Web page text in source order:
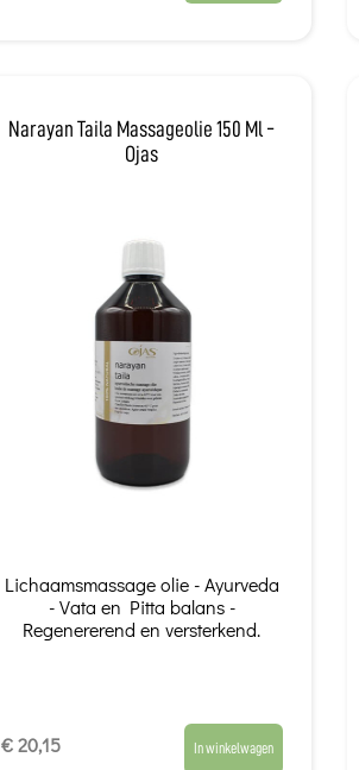
Narayan Taila Massageolie 150 Ml -
Ojas
Lichaamsmassage olie - Ayurveda
- Vata en Pitta balans -
Regenererend en versterkend.
€ 20,15 In winkelwagen